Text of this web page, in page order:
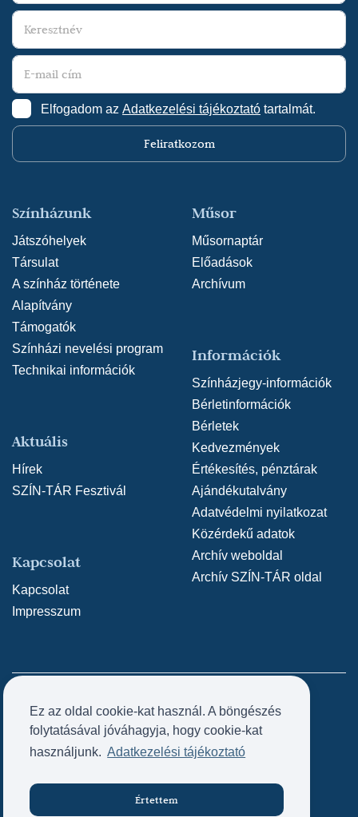
Ez az oldal cookie-kat használ. A böngészés
folytatásával jóváhagyja, hogy cookie-kat
használjunk. Adatkezelési tájékoztató
Értettem
Jegyvásárlás
Elfogadom az Adatkezelési tájékoztató tartalmát.
Feliratkozom
Színházunk
Játszóhelyek
Társulat
A színház története
Alapítvány
Támogatók
Színházi nevelési program
Technikai információk
Műsor
Műsornaptár
Előadások
Archívum
Aktuális
Hírek
SZÍN-TÁR Fesztivál
Információk
Színházjegy-információk
Bérletinformációk
Bérletek
Kedvezmények
Értékesítés, pénztárak
Ajándékutalvány
Adatvédelmi nyilatkozat
Közérdekű adatok
Archív weboldal
Archív SZÍN-TÁR oldal
Kapcsolat
Kapcsolat
Impresszum